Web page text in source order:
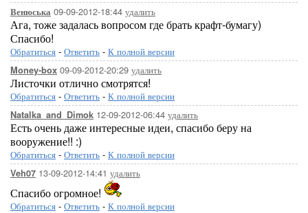
Венюська 09-09-2012-18:44 удалить
Ага, тоже задалась вопросом где брать крафт-бумагу)
Спасибо!
Обратиться - Ответить - К полной версии
Money-box 09-09-2012-20:29 удалить
Листочки отлично смотрятся!
Обратиться - Ответить - К полной версии
Natalka_and_Dimok 12-09-2012-06:44 удалить
Есть очень даже интересные идеи, спасибо беру на
вооружение!! :)
Обратиться - Ответить - К полной версии
Veh07 13-09-2012-14:41 удалить
Спасибо огромное!
Обратиться - Ответить - К полной версии